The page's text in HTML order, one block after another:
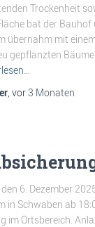
Trockenheit
bat der
übernahm mit
gepflanzten
, vor3 Monaten
6. Dezember
in Schwaben ab
im Ortsbereich.